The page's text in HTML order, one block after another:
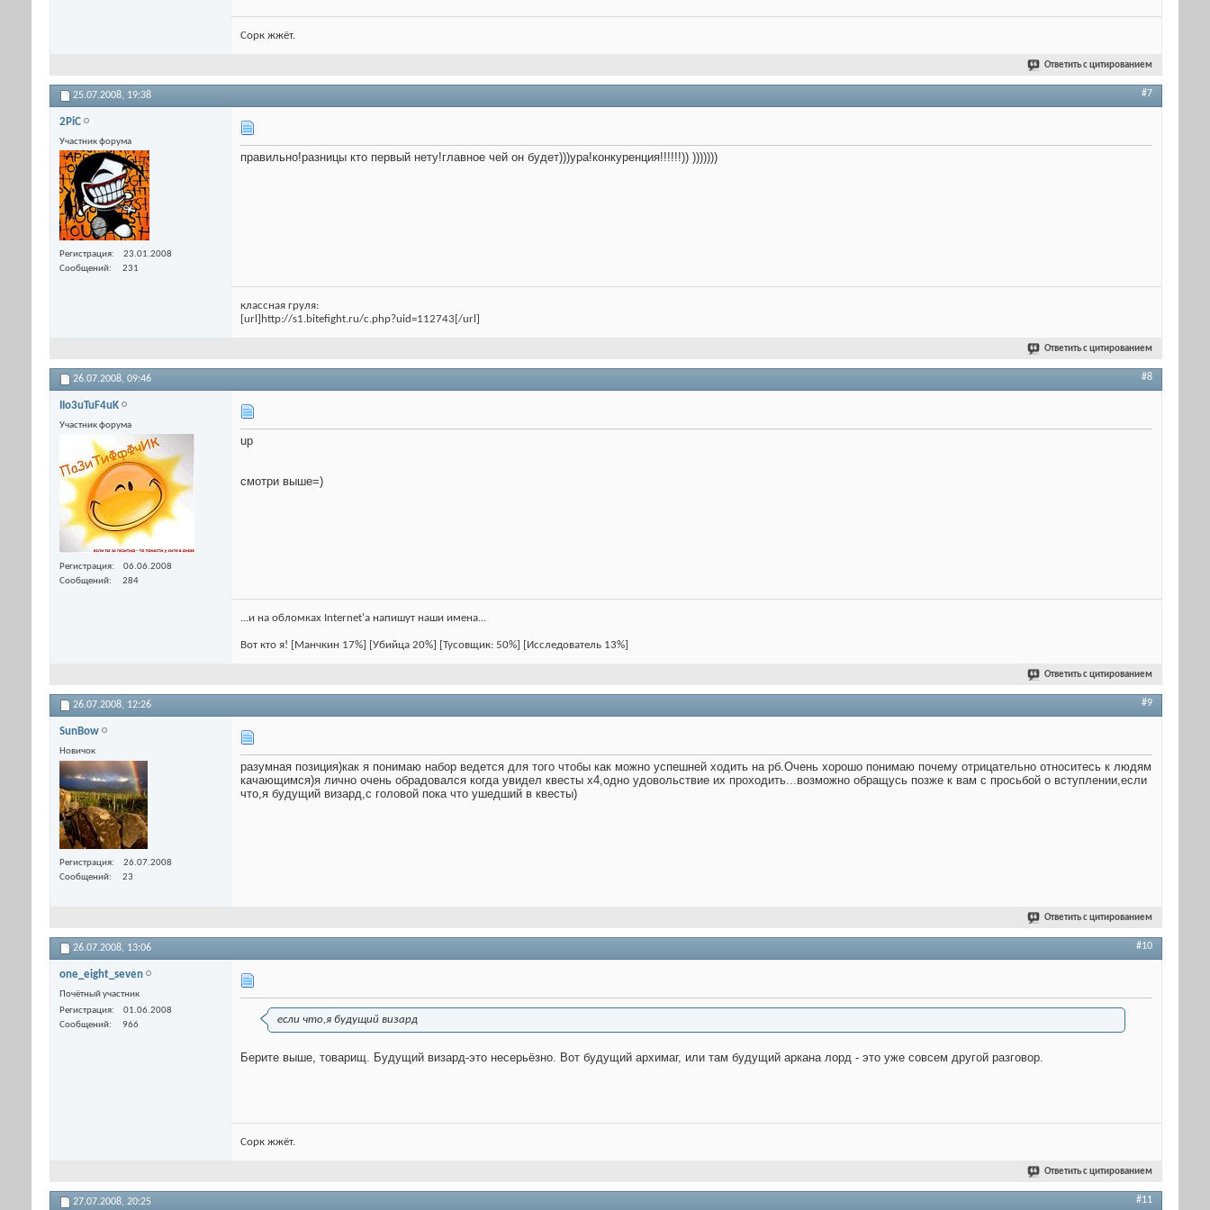
Сорк жжёт.
Ответить с цитированием
25.07.2008, 19:38 #7
2PiC
Участник форума
Регистрация
23.01.2008
Сообщений
231
правильно!разницы кто первый нету!главное чей он будет)))ура!конкуренция!!!!!!)) )))))))
классная груля:
[url]http://s1.bitefight.ru/c.php?uid=112743[/url]
Ответить с цитированием
26.07.2008, 09:46 #8
IIo3uTuF4uK
Участник форума
Регистрация
06.06.2008
Сообщений
284
up
смотри выше=)
...и на обломках Internet'a напишут наши имена...
Вот кто я! [Манчкин 17%] [Убийца 20%] [Тусовщик: 50%] [Исследователь 13%]
Ответить с цитированием
26.07.2008, 12:26 #9
SunBow
Новичок
Регистрация
26.07.2008
Сообщений
23
разумная позиция)как я понимаю набор ведется для того чтобы как можно успешней ходить на рб.Очень хорошо понимаю почему отрицательно относитесь к людям
качающимся)я лично очень обрадовался когда увидел квесты х4,одно удовольствие их проходить...возможно обращусь позже к вам с просьбой о вступлении,если
что,я будущий визард,с головой пока что ушедший в квесты)
Ответить с цитированием
26.07.2008, 13:06 #10
one_eight_seven
Почётный участник
Регистрация
01.06.2008
Сообщений
966 если что,я будущий визард
Берите выше, товарищ. Будущий визард-это несерьёзно. Вот будущий архимаг, или там будущий аркана лорд - это уже совсем другой разговор.
Сорк жжёт.
Ответить с цитированием
27.07.2008, 20:25 #11